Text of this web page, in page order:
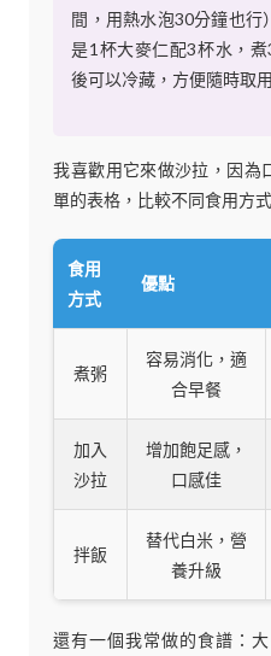
間，用熱水泡30分鐘也行
是1杯大麥仁配3杯水，
後可以冷藏，方便隨時取
我喜歡用它來做沙拉，因為
單的表格，比較不同食用方
食用
方式
優點
煮粥
容易消化，適
合早餐
加入
沙拉
增加飽足感，
口感佳
拌飯
替代白米，營
養升級
還有一個我常做的食譜：